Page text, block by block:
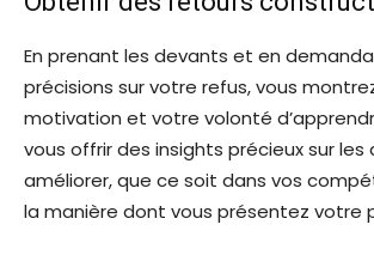
En prenant les devants et en
précisions sur votre refus, vous
motivation et votre volonté
vous offrir des insights précieux sur les
améliorer, que ce soit dans vos
la manière dont vous présentez votre